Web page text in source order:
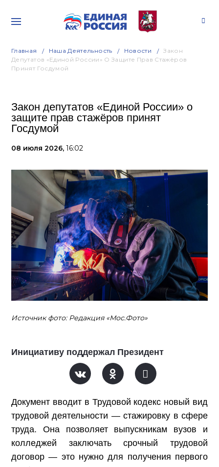
Главная Наша Деятельность Новости
Закон
Депутатов «Единой России» О Защите Прав Стажёров
Принят Госдумой
Закон депутатов «Единой России» о
защите прав стажёров принят
Госдумой
08 июля 2026, 16:02
Источник фото: Редакция «Мос.Фото»
Инициативу поддержал Президент
Документ вводит в Трудовой кодекс новый вид
трудовой деятельности — стажировку в сфере
труда. Она позволяет выпускникам вузов и
колледжей заключать срочный трудовой
договор — это нужно для получения первого